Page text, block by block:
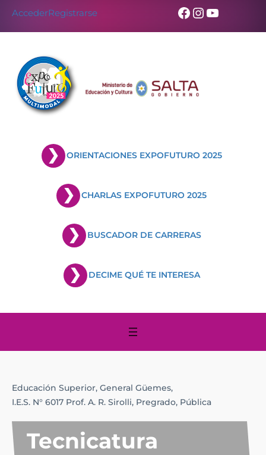
AccederRegistrarse Facebook
Instagram
YouTube
ORIENTACIONES EXPOFUTURO 2025
CHARLAS EXPOFUTURO 2025
BUSCADOR DE CARRERAS
DECIME QUÉ TE INTERESA
Educación Superior, General Güemes,
I.E.S. N° 6017 Prof. A. R. Sirolli, Pregrado, Pública
Tecnicatura